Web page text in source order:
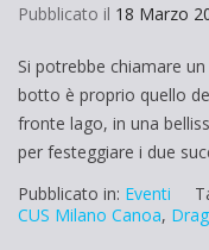
Pubblicato il 18 Marzo
Si potrebbe chiamare
botto è proprio quello
fronte lago, in una
per festeggiare i due
Pubblicato in: Eventi
CUS Milano Canoa,